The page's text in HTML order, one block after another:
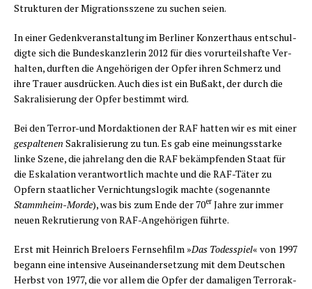
Struk­tu­ren der Migra­ti­ons­sze­ne zu suchen seien.
In einer Gedenk­ver­an­stal­tung im Ber­li­ner Kon­zert­haus ent­schul­
dig­te sich die Bun­des­kanz­le­rin 2012 für dies vor­ur­teils­haf­te Ver­
hal­ten, durf­ten die Ange­hö­ri­gen der Opfer ihren Schmerz und
ihre Trau­er aus­drü­cken. Auch dies ist ein Buß­akt, der durch die
Sakra­li­sie­rung der Opfer bestimmt wird.
Bei den Ter­ror-und Mord­ak­tio­nen der RAF hat­ten wir es mit einer
gespal­te­nen Sakra­li­sie­rung zu tun. Es gab eine mei­nungs­star­ke
lin­ke Sze­ne, die jah­re­lang den die RAF bekämp­fen­den Staat für
die Eska­la­ti­on ver­ant­wort­lich mach­te und die RAF-Täter zu
Opfern staat­li­cher Ver­nich­tungs­lo­gik mach­te (soge­nann­te
Stamm­heim-Mor­de), was bis zum Ende der 70er Jah­re zur immer
neu­en Rekru­tie­rung von RAF-Ange­hö­ri­gen führte.
Erst mit Hein­rich Bre­loers Fern­seh­film »Das Todes­spiel« von 1997
begann eine inten­si­ve Aus­ein­an­der­set­zung mit dem Deut­schen
Herbst von 1977, die vor allem die Opfer der dama­li­gen Ter­ror­ak­